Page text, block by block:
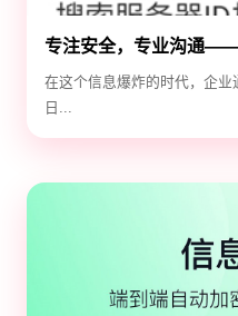
专注安全，专业沟通
全守护神
在这个信息爆炸的时代，企
日...